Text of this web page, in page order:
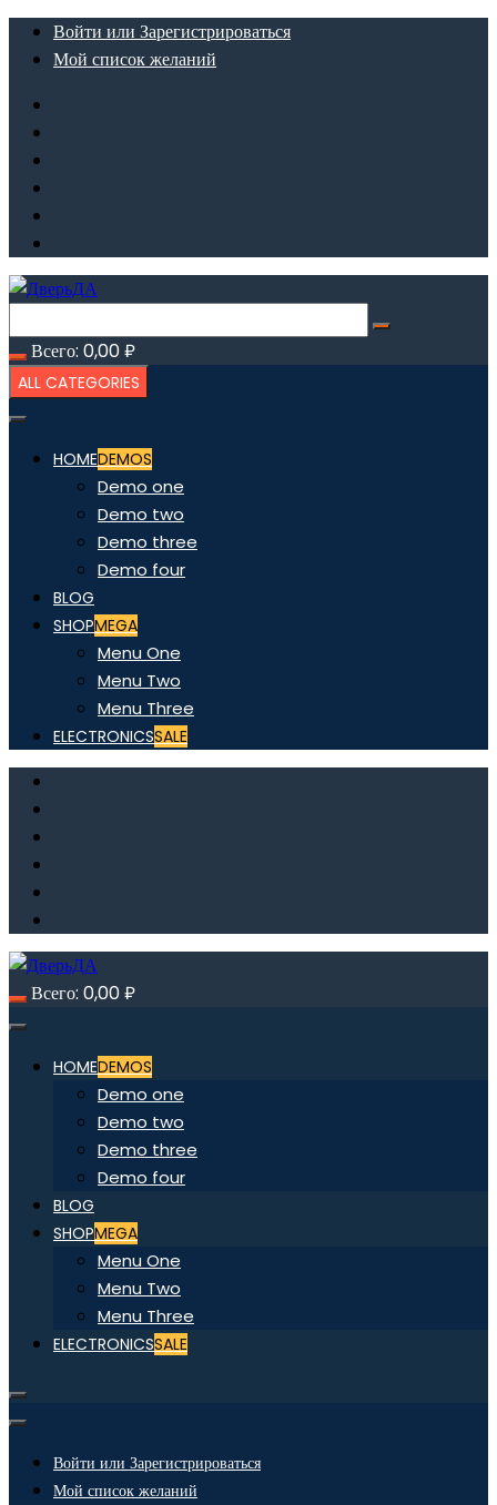
ПерейтиВойти или Зарегистрироваться
Мой список желаний
Всего: 0,00₽
ALL CATEGORIES
HOMEDEMOS
Demo one
Demo two
Demo three
Demo four
BLOG
SHOPMEGA
Menu One
Menu Two
Menu Three
ELECTRONICSSALE
Всего: 0,00₽
HOMEDEMOS
Demo one
Demo two
Demo three
Demo four
BLOG
SHOPMEGA
Menu One
Menu Two
Menu Three
ELECTRONICSSALE
Войти или Зарегистрироваться
Мой список желаний